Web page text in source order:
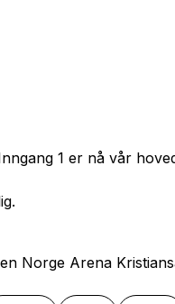
1 er nå vår
Norge Arena